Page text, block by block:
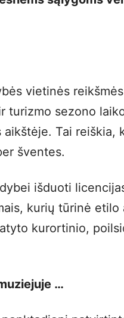
vietinės
turizmo sezono
aikštėje. Tai reiškia,
šventes.
išduoti
kurių tūrinė
kurortinio,
…